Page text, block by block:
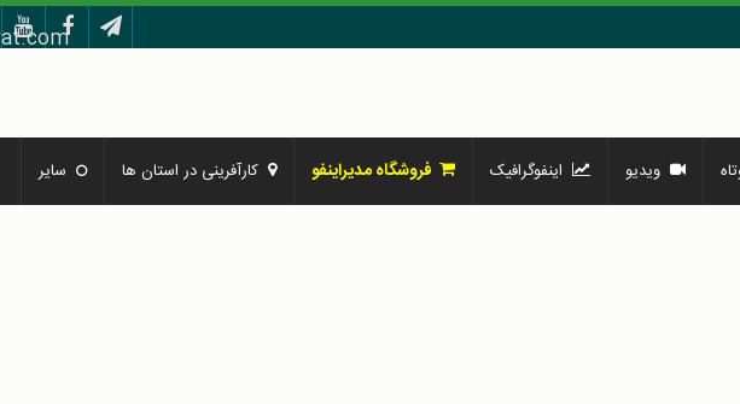
ویدیو اینفوگرافیک فروشگاه مدیراینفو کارآفرینی در استان ها سایر